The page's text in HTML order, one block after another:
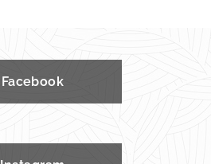
Facebook